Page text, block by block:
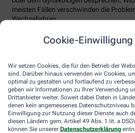
Cookie-
Wir setzen Cookies, die für den Betrieb der
sind. Darüber hinaus verwenden wir Cookies,
optimal zu gestalten und fortlaufend zu
geben wir Informationen zu Ihrer Verwendung
Drittanbieter weiter. Soweit dabei Daten in
denen kein angemessenes Datenschutzniveau
Einwilligung zur Nutzung dieser Dienste auch
diesen Ländern gem. Artikel 49 Abs. 1 lit. a
können Sie unserer Datenschutzerklärung
meisten Fällen verschwinden die
Wechseljahren.
Voraussetzung für eine erfolgreiche
immer, dass die Endometriose auch als
nehmen und ärztlich abklären lassen.
einreden lassen, sie seien normal.